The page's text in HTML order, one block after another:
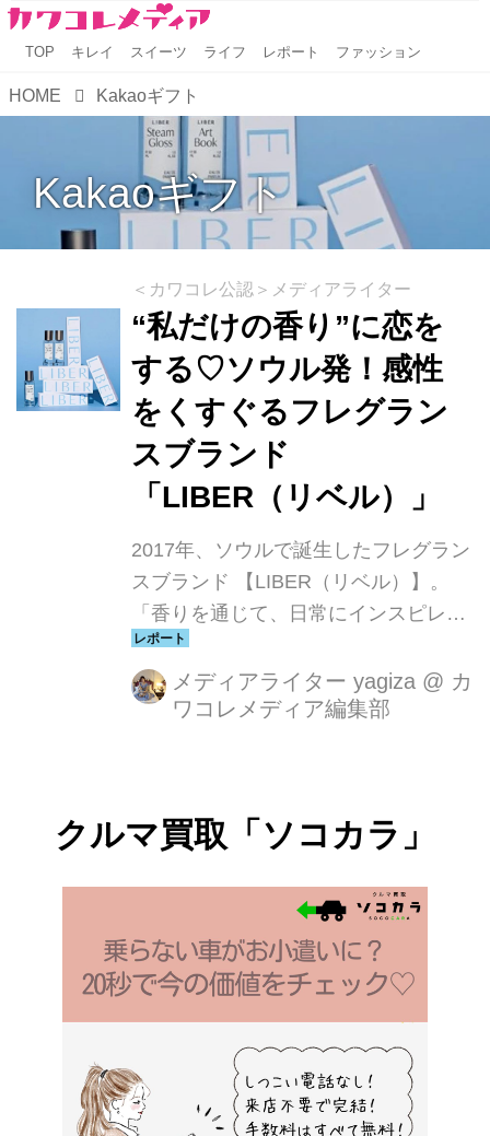
TOP キレイ スイーツ ライフ レポート ファッション
HOME Kakaoギフト
Kakaoギフト
＜カワコレ公認＞メディアライター
“私だけの香り”に恋を
する♡ソウル発！感性
をくすぐるフレグラン
スブランド
「LIBER（リベル）」
2017年、ソウルで誕生したフレグラン
スブランド 【LIBER（リベル）】。
「香りを通じて、日常にインスピレー
ションを」というコンセプトの通り、
ひと吹きで気分がふっと軽くなるよう
な、やさしく寄り添う香りが魅力で
スト、ディフューザーなどライフスタ
の若い世代を中心に“自分だけの香
ています。
メディアライター yagiza @ カ
ワコレメディア編集部
クルマ買取「ソコカラ」